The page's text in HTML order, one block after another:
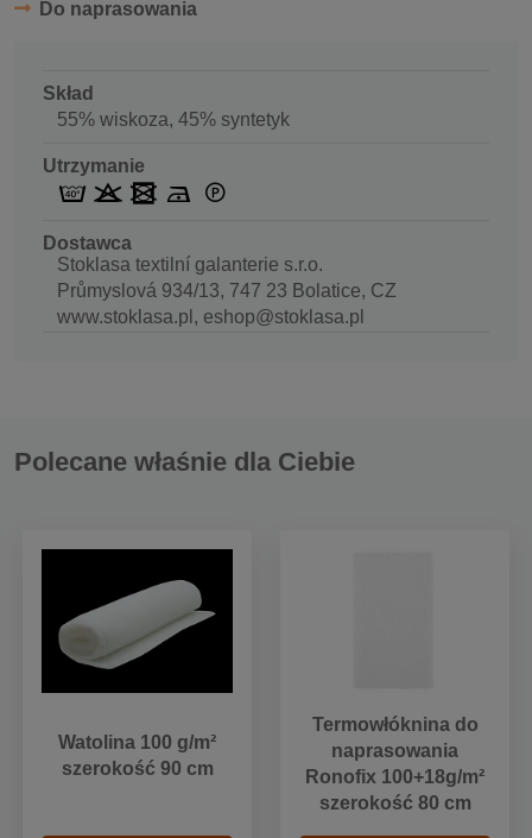
Do naprasowania
Skład
55% wiskoza, 45% syntetyk
Utrzymanie
Dostawca
Stoklasa textilní galanterie s.r.o.
Průmyslová 934/13, 747 23 Bolatice, CZ
www.stoklasa.pl, eshop@stoklasa.pl
Polecane właśnie dla Ciebie
Watolina 100 g/m²
szerokość 90 cm
Termowłóknina do
naprasowania
Ronofix 100+18g/m²
szerokość 80 cm